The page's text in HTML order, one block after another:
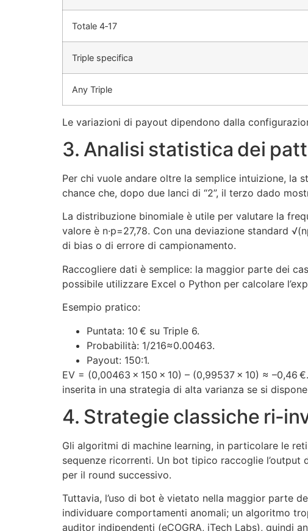
Totale 4‑17
Triple specifica
Any Triple
Le variazioni di payout dipendono dalla
3. Analisi statistica dei
Per chi vuole andare oltre la semplice intuizione,
chance che, dopo due lanci di “2”, il terzo dado
La distribuzione binomiale è utile per valutare la
valore è n·p=27,78. Con una deviazione standard
di bias o di errore di campionamento.
Raccogliere dati è semplice: la maggior parte dei
possibile utilizzare Excel o Python per calcolare
Esempio pratico:
Puntata: 10 € su Triple 6.
Probabilità: 1/216≈0.00463.
Payout: 150:1.
EV = (0,00463 × 150 × 10) – (0,99537 × 10) ≈ –0,46
inserita in una strategia di alta varianza se si
4. Strategie classiche
Gli algoritmi di machine learning, in particolare le
sequenze ricorrenti. Un bot tipico raccoglie
per il round successivo.
Tuttavia, l’uso di bot è vietato nella maggior parte
individuare comportamenti anomali; un algoritmo
auditor indipendenti (eCOGRA, iTech Labs), quindi